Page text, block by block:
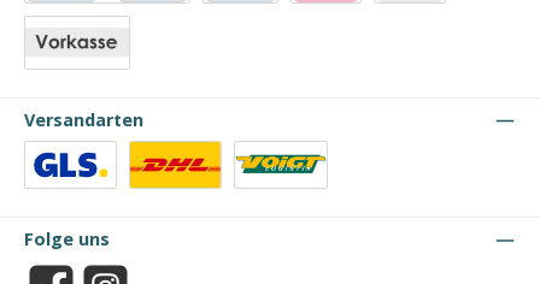
Kredit- oder Debitkarte
Versandarten
Folge uns